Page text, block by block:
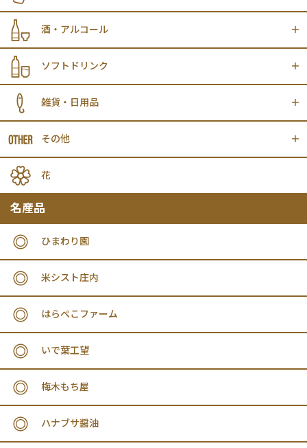
酒・アルコール
ソフトドリンク
雑貨・日用品
その他
花
名産品
ひまわり園
米シスト庄内
はらぺこファーム
いで葉工望
梅木もち屋
ハナブサ醤油